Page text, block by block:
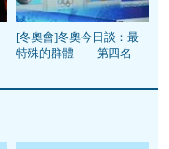
[冬奧會]冬奧今日談：最
特殊的群體——第四名